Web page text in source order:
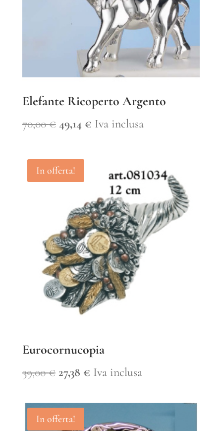
Elefante Ricoperto Argento
70,00€ Il
originale
era:
70,00 €.
49,14 €Il
49,14 €.
Iva inclusa
In offerta!
Eurocornucopia
39,00€ Il
originale
27,38 €IlIva inclusa
In offerta!